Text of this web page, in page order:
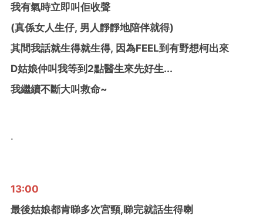
我有氣時立即叫佢收聲
(真係女人生仔, 男人靜靜地陪伴就得)
其間我話就生得就生得, 因為FEEL到有野想柯出來
D姑娘仲叫我等到2點醫生來先好生...
我繼續不斷大叫救命~
.
13:00
最後姑娘都肯睇多次宮頸,睇完就話生得喇